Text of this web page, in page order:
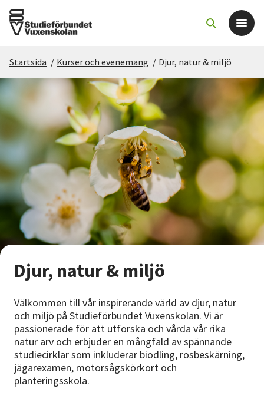
Det här gör vi
För dig som
Sök kurser och evenemang
Om SV
Starta studiecirkel
Cirkelledare
Nyheter
Avdelningar
Lyssna
Startsida / Kurser och evenemang / Djur, natur & miljö
Djur, natur & miljö
Välkommen till vår inspirerande värld av djur, natur
och miljö på Studieförbundet Vuxenskolan. Vi är
passionerade för att utforska och vårda vår rika
natur arv och erbjuder en mångfald av spännande
studiecirklar som inkluderar biodling, rosbeskärning,
jägarexamen, motorsågskörkort och
planteringsskola.